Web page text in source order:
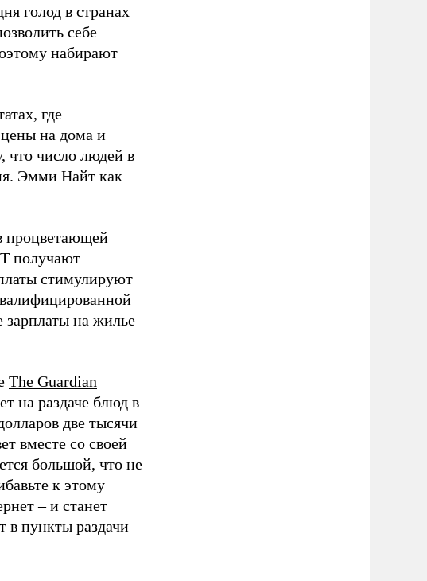
голод в странах
себе
набирают
где
на дома и
что число людей в
Эмми Найт как
процветающей
получают
стимулируют
зарплаты на жилье
The Guardian
на раздаче блюд в
две тысячи
вместе со своей
большой, что не
к этому
– и станет
в пункты раздачи